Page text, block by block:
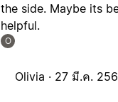
the side. Maybe its
helpful.
O
Olivia · 27 มี.ค.